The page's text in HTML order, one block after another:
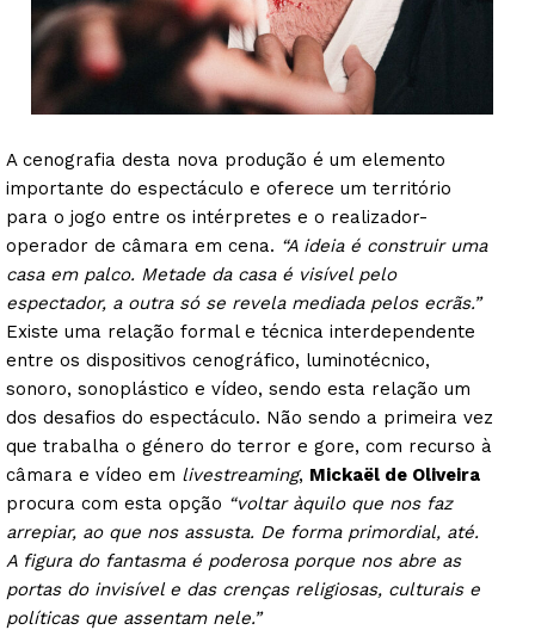
A cenografia desta nova produção é um elemento
importante do espectáculo e oferece um território
para o jogo entre os intérpretes e o realizador-
operador de câmara em cena. “A ideia é construir uma
casa em palco. Metade da casa é visível pelo
espectador, a outra só se revela mediada pelos ecrãs.”
Existe uma relação formal e técnica interdependente
entre os dispositivos cenográfico, luminotécnico,
sonoro, sonoplástico e vídeo, sendo esta relação um
dos desafios do espectáculo. Não sendo a primeira vez
que trabalha o género do terror e gore, com recurso à
câmara e vídeo em livestreaming, Mickaël de Oliveira
procura com esta opção “voltar àquilo que nos faz
arrepiar, ao que nos assusta. De forma primordial, até.
A figura do fantasma é poderosa porque nos abre as
portas do invisível e das crenças religiosas, culturais e
políticas que assentam nele.”